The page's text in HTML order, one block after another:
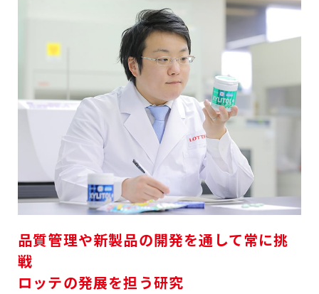
品質管理や新製品の開発を通して常に挑
戦
ロッテの発展を担う研究